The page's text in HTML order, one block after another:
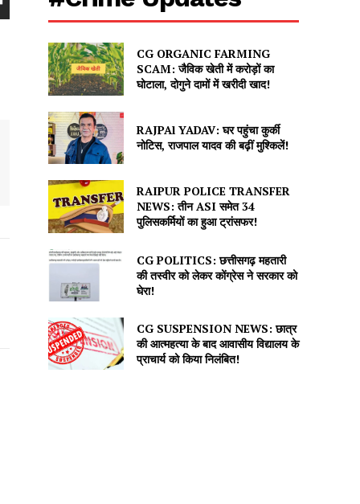
CG ORGANIC FARMING
SCAM: जैविक खेती में करोड़ों का
घोटाला, दोगुने दामों में खरीदी खाद!
RAJPAl YADAV: घर पहुंचा कुर्की
नोटिस, राजपाल यादव की बढ़ीं मुश्किलें!
RAIPUR POLICE TRANSFER
NEWS: तीन ASI समेत 34
पुलिसकर्मियों का हुआ ट्रांसफर!
CG POLITICS: छत्तीसगढ़ महतारी
की तस्वीर को लेकर कोंग्रेस ने सरकार को
घेरा!
CG SUSPENSION NEWS: छात्र
की आत्महत्या के बाद आवासीय विद्यालय के
प्राचार्य को किया निलंबित!